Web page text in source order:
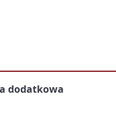
dodatkowa